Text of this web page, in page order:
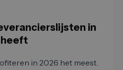
in
heeft
in 2026 het meest.